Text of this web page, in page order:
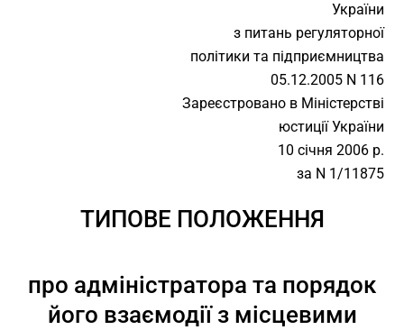
України
з питань регуляторної
політики та підприємництва
05.12.2005 N 116
Зареєстровано в Міністерстві
юстиції України
10 січня 2006 р.
за N 1/11875
ТИПОВЕ ПОЛОЖЕННЯ
про адміністратора та порядок
його взаємодії з місцевими